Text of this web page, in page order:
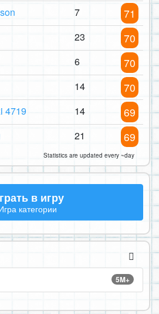
7 71
23 70
6 70
14 70
4719 14 69
21 69
Statistics are updated every ~day
в игру
категории
5M+